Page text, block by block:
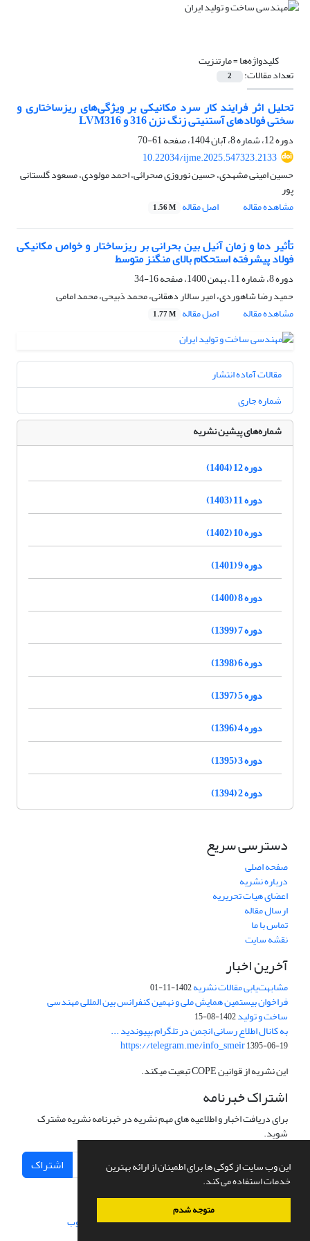
این وب سایت از کوکی ها برای اطمینان از ارائه بهترین
خدمات استفاده می کند.
متوجه شدم
کلیدواژه‌ها =مارتنزیت
تعداد مقالات: 2
تحلیل اثر فرایند کار سرد مکانیکی بر ویژگی‌های ریزساختاری و
سختی فولادهای آستنیتی زنگ نزن 316 و LVM316
دوره 12، شماره 8، آبان 1404، صفحه
61-70
10.22034/ijme.2025.547323.2133
حسین امینی مشهدی، حسین نوروزی صحرائی، احمد مولودی، مسعود گلستانی
پور
مشاهده مقاله
اصل مقاله 1.56 M
تأثیر دما و زمان آنیل بین بحرانی بر ریزساختار و خواص مکانیکی
فولاد پیشرفته‌ استحکام بالای منگنز متوسط
دوره 8، شماره 11، بهمن 1400، صفحه
16-34
حمید رضا شاهوردی، امیر سالار دهقانی، محمد ذبیحی، محمد امامی
مشاهده مقاله
اصل مقاله 1.77 M
مقالات آماده انتشار
شماره جاری
شماره‌های پیشین نشریه
دوره 12 (1404)
دوره 11 (1403)
دوره 10 (1402)
دوره 9 (1401)
دوره 8 (1400)
دوره 7 (1399)
دوره 6 (1398)
دوره 5 (1397)
دوره 4 (1396)
دوره 3 (1395)
دوره 2 (1394)
دسترسی سریع
صفحه اصلی
درباره نشریه
اعضای هیات تحریریه
ارسال مقاله
تماس با ما
نقشه سایت
آخرین اخبار
مشابهت‌یابی مقالات نشریه1402-11-01
فراخوان بیستمین همایش ملی و نهمین کنفرانس بین المللی مهندسی
ساخت و تولید1402-08-15
به کانال اطلاع رسانی انجمن در تلگرام بپیوندید ...
https://telegram.me/info_smeir1395-06-19
این نشریه از قوانین COPE تبعیت میکند.
اشتراک خبرنامه
برای دریافت اخبار و اطلاعیه های مهم نشریه در خبرنامه نشریه مشترک
شوید.
اشتراک
سامانه مدیریت نشریات علمی.طراحی و پیاده سازی از سیناوب